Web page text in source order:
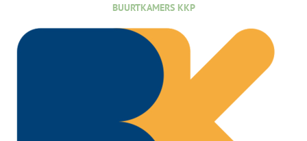
BUURTKAMERS KKP